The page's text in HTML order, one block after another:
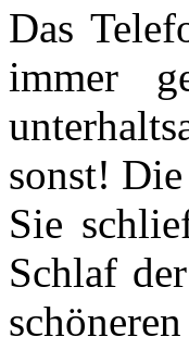
Das
immer
sonst!
Sie
Schlaf